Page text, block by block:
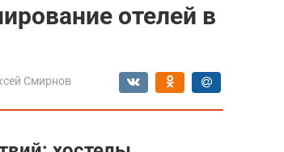
отелей в
Смирнов